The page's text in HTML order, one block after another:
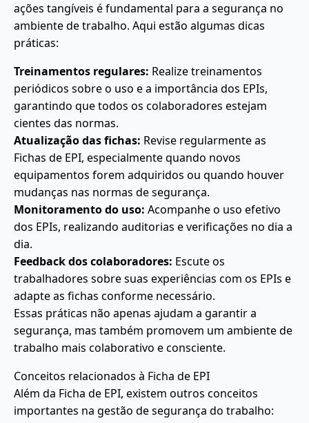
ações tangíveis é fundamental para a segurança no
ambiente de trabalho. Aqui estão algumas dicas
práticas:
Treinamentos regulares: Realize treinamentos
periódicos sobre o uso e a importância dos EPIs,
garantindo que todos os colaboradores estejam
cientes das normas.
Atualização das fichas: Revise regularmente as
Fichas de EPI, especialmente quando novos
equipamentos forem adquiridos ou quando houver
mudanças nas normas de segurança.
Monitoramento do uso: Acompanhe o uso efetivo
dos EPIs, realizando auditorias e verificações no dia a
dia.
Feedback dos colaboradores: Escute os
trabalhadores sobre suas experiências com os EPIs e
adapte as fichas conforme necessário.
Essas práticas não apenas ajudam a garantir a
segurança, mas também promovem um ambiente de
trabalho mais colaborativo e consciente.
Conceitos relacionados à Ficha de EPI
Além da Ficha de EPI, existem outros conceitos
importantes na gestão de segurança do trabalho: